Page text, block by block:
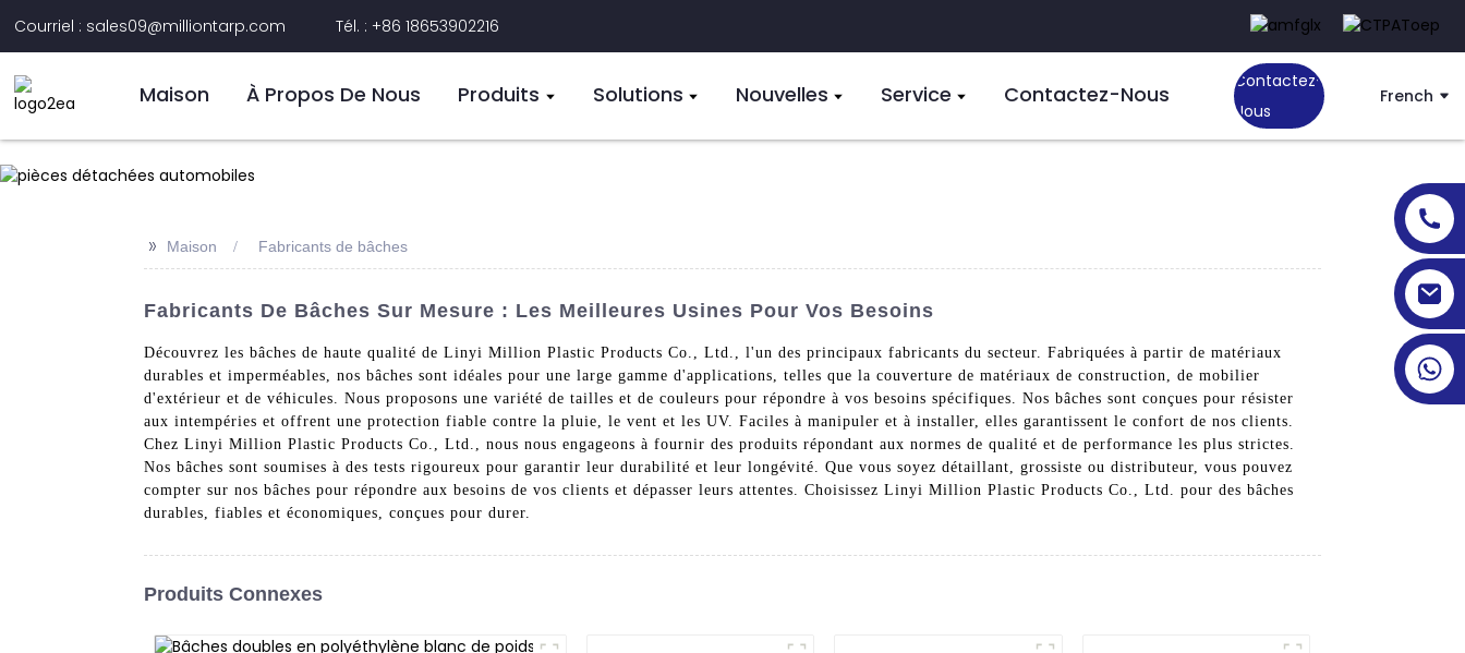
Courriel : sales09@milliontarp.com Tél. : +86 18653902216
Maison À Propos De Nous Produits Solutions Nouvelles Service Contactez-Nous
Contactez-
Nous
French
>> Maison Fabricants de bâches
Fabricants De Bâches Sur Mesure : Les Meilleures Usines Pour Vos Besoins
Découvrez les bâches de haute qualité de Linyi Million Plastic Products Co., Ltd., l'un des principaux fabricants du secteur. Fabriquées à partir de matériaux
durables et imperméables, nos bâches sont idéales pour une large gamme d'applications, telles que la couverture de matériaux de construction, de mobilier
d'extérieur et de véhicules. Nous proposons une variété de tailles et de couleurs pour répondre à vos besoins spécifiques. Nos bâches sont conçues pour résister
aux intempéries et offrent une protection fiable contre la pluie, le vent et les UV. Faciles à manipuler et à installer, elles garantissent le confort de nos clients.
Chez Linyi Million Plastic Products Co., Ltd., nous nous engageons à fournir des produits répondant aux normes de qualité et de performance les plus strictes.
Nos bâches sont soumises à des tests rigoureux pour garantir leur durabilité et leur longévité. Que vous soyez détaillant, grossiste ou distributeur, vous pouvez
compter sur nos bâches pour répondre aux besoins de vos clients et dépasser leurs attentes. Choisissez Linyi Million Plastic Products Co., Ltd. pour des bâches
durables, fiables et économiques, conçues pour durer.
Produits Connexes